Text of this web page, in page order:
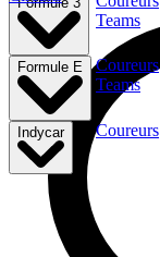
Teams
Formule E
Coureurs
Teams
Indycar Coureurs